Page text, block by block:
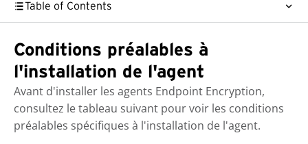
Table of Contents
Conditions préalables à
l'installation de l'agent
Avant d'installer les agents Endpoint Encryption,
consultez le tableau suivant pour voir les conditions
préalables spécifiques à l'installation de l'agent.